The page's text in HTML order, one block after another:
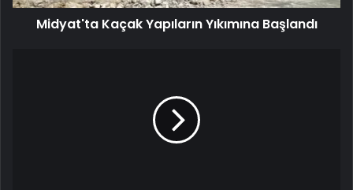
Midyat'ta Kaçak Yapıların Yıkımına Başlandı